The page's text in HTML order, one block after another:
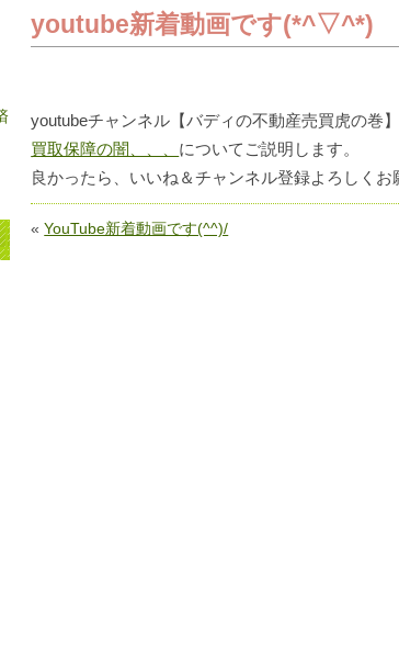
youtube新着動画です(*^▽^*)
youtubeチャンネル【バディの不動産売買虎の巻
買取保障の闇、、、 についてご説明します。
良かったら、いいね＆チャンネル登録よろしく
«YouTube新着動画です(^^)/